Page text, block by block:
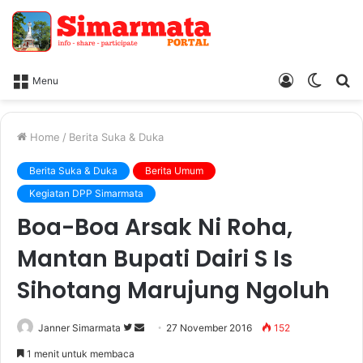
Menu
Switch
Log
Home / Berita Suka & Duka
Berita Suka & Duka
Berita Umum
Kegiatan DPP Simarmata
Boa-Boa Arsak Ni Roha,
Mantan Bupati Dairi S Is
Sihotang Marujung Ngoluh
Janner Simarmata
F
27 November 2016 152
1 menit untuk membaca